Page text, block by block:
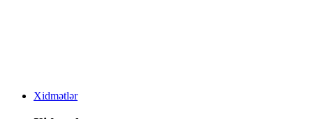
Xidmətlər